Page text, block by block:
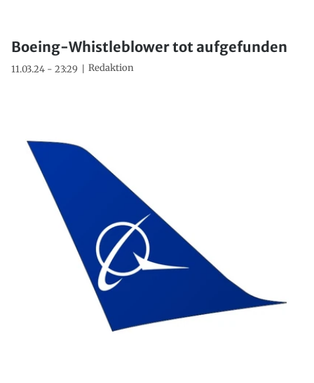
Boeing-Whistleblower tot aufgefunden
11.03.24 - 23:29 Redaktion